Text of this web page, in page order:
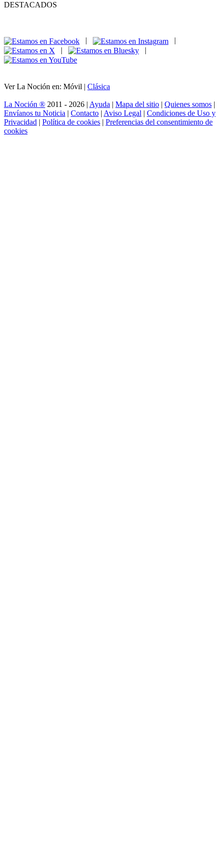
DESTACADOS
|
|
Ver La Noción en: Móvil | Clásica
La Noción ® 2011 - 2026 | Ayuda | Mapa del sitio | Quienes somos |
Envíanos tu Noticia | Contacto | Aviso Legal | Condiciones de Uso y
Privacidad | Política de cookies | Preferencias del consentimiento de
cookies